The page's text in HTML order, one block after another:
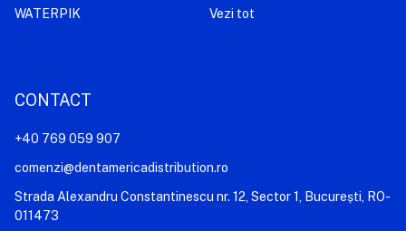
WATERPIK
Vezi tot
CONTACT
+40 769 059 907
comenzi@dentamericadistribution.ro
Strada Alexandru Constantinescu nr. 12, Sector 1, București, RO-
011473